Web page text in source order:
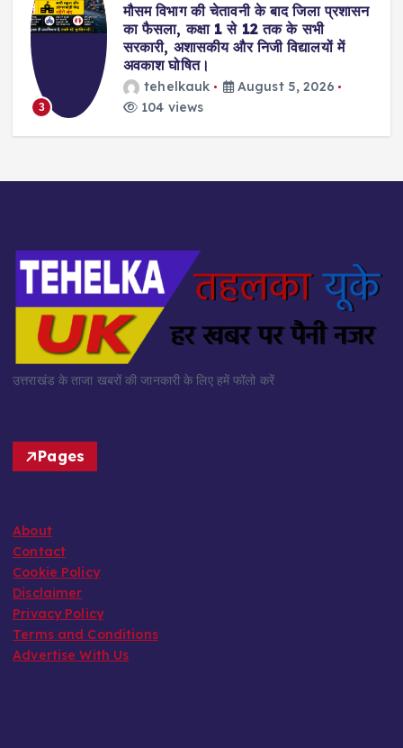
3
मौसम विभाग की चेतावनी के बाद जिला प्रशासन
का फैसला, कक्षा 1 से 12 तक के सभी
सरकारी, अशासकीय और निजी विद्यालयों में
अवकाश घोषित।
tehelkauk
August 5, 2026
104 views
उत्तराखंड के ताजा खबरों की जानकारी के लिए हमें फॉलो करें
Pages
About
Contact
Cookie Policy
Disclaimer
Privacy Policy
Terms and Conditions
Advertise With Us